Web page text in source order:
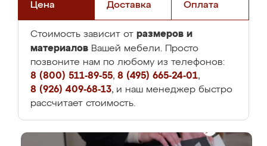
Цена Доставка Оплата
Стоимость зависит от размеров и
материалов Вашей мебели. Просто
позвоните нам по любому из телефонов:
8 (800) 511-89-55, 8 (495) 665-24-01,
8 (926) 409-68-13, и наш менеджер быстро
рассчитает стоимость.